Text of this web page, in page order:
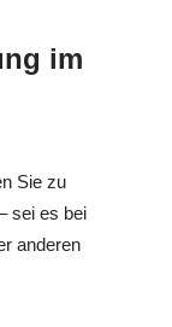
im
Sie zu
sei es bei
anderen